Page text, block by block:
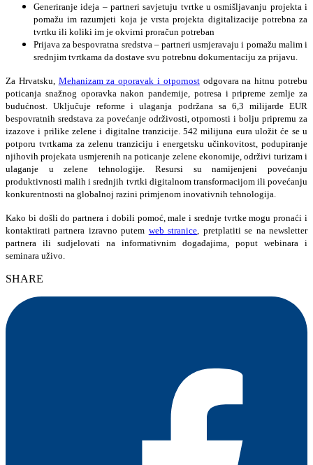
Generiranje ideja – partneri savjetuju tvrtke u osmišljavanju projekta i
pomažu im razumjeti koja je vrsta projekta digitalizacije potrebna za
tvrtku ili koliki im je okvirni proračun potreban
Prijava za bespovratna sredstva – partneri usmjeravaju i pomažu malim i
srednjim tvrtkama da dostave svu potrebnu dokumentaciju za prijavu.
Za Hrvatsku, Mehanizam za oporavak i otpornostodgovara na hitnu potrebu
poticanja snažnog oporavka nakon pandemije, potresa i pripreme zemlje za
budućnost. Uključuje reforme i ulaganja podržana sa 6,3 milijarde EUR
bespovratnih sredstava za povećanje održivosti, otpornosti i bolju pripremu za
izazove i prilike zelene i digitalne tranzicije. 542 milijuna eura uložit će se u
potporu tvrtkama za zelenu tranziciju i energetsku učinkovitost, podupiranje
njihovih projekata usmjerenih na poticanje zelene ekonomije, održivi turizam i
ulaganje u zelene tehnologije. Resursi su namijenjeni povećanju
produktivnosti malih i srednjih tvrtki digitalnom transformacijom ili povećanju
konkurentnosti na globalnoj razini primjenom inovativnih tehnologija.
Kako bi došli do partnera i dobili pomoć, male i srednje tvrtke mogu pronaći i
kontaktirati partnera izravno putem web stranice , pretplatiti se na newsletter
partnera ili sudjelovati na informativnim događajima, poput webinara i
seminara uživo.
SHARE